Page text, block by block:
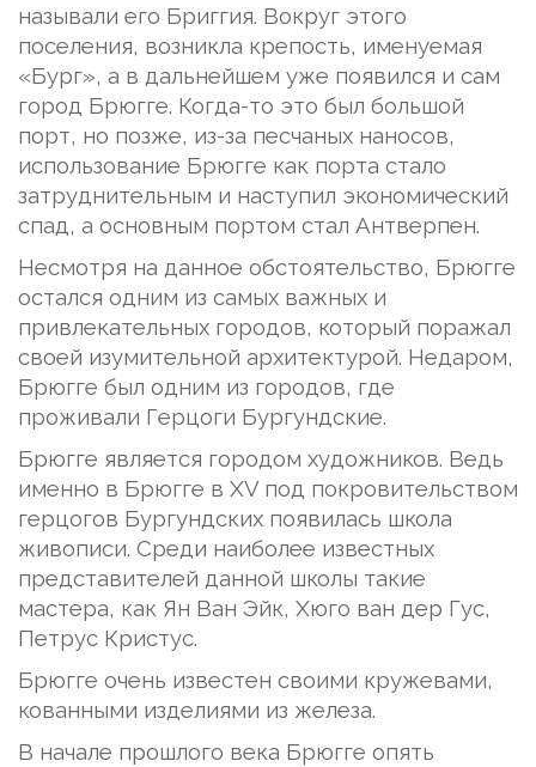
называли его Бриггия. Вокруг этого
поселения, возникла крепость, именуемая
«Бург», а в дальнейшем уже появился и сам
город Брюгге. Когда-то это был большой
порт, но позже, из-за песчаных наносов,
использование Брюгге как порта стало
затруднительным и наступил экономический
спад, а основным портом стал Антверпен.
Несмотря на данное обстоятельство, Брюгге
остался одним из самых важных и
привлекательных городов, который поражал
своей изумительной архитектурой. Недаром,
Брюгге был одним из городов, где
проживали Герцоги Бургундские.
Брюгге является городом художников. Ведь
именно в Брюгге в XV под покровительством
герцогов Бургундских появилась школа
живописи. Среди наиболее известных
представителей данной школы такие
мастера, как Ян Ван Эйк, Хюго ван дер Гус,
Петрус Кристус.
Брюгге очень известен своими кружевами,
кованными изделиями из железа.
В начале прошлого века Брюгге опять